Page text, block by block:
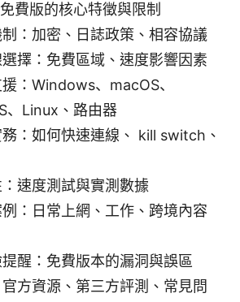
費版的核心特徵與限制
：加密、日誌政策、相容協議
擇：免費區域、速度影響因素
：Windows、macOS、
、Linux、路由器
：如何快速連線、 kill switch、
速度測試與實測數據
：日常上網、工作、跨境內容
醒：免費版本的漏洞與誤區
方資源、第三方評測、常見問